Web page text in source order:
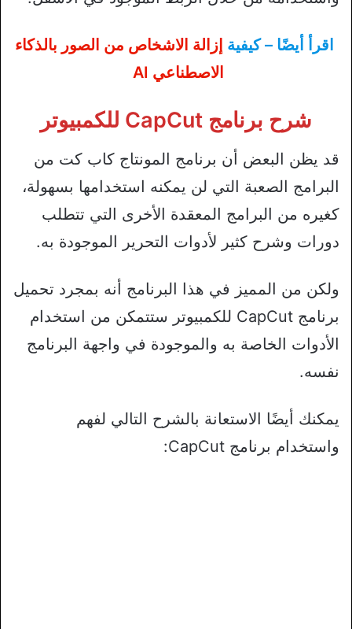
اقرأ أيضًا – كيفية إزالة الاشخاص من الصور بالذكاء
الاصطناعي AI
شرح برنامج CapCut للكمبيوتر
قد يظن البعض أن برنامج المونتاج كاب كت من
البرامج الصعبة التي لن يمكنه استخدامها بسهولة،
كغيره من البرامج المعقدة الأخرى التي تتطلب
دورات وشرح كثير لأدوات التحرير الموجودة به.
ولكن من المميز في هذا البرنامج أنه بمجرد تحميل
برنامج CapCut للكمبيوتر ستتمكن من استخدام
الأدوات الخاصة به والموجودة في واجهة البرنامج
نفسه.
يمكنك أيضًا الاستعانة بالشرح التالي لفهم
واستخدام برنامج CapCut: